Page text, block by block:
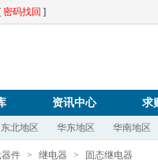
密码找回 ]
资讯中心 求
东北地区 华东地区 华南地区
器件 > 继电器 > 固态继电器